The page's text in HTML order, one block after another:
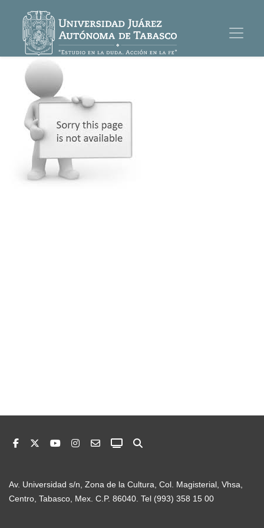
Av. Universidad s/n, Zona de la Cultura, Col. Magisterial, Vhsa,
Centro, Tabasco, Mex. C.P. 86040. Tel (993) 358 15 00